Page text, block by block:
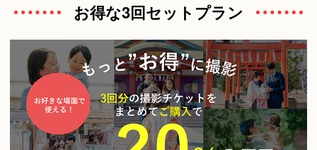
お得な3回セットプラン